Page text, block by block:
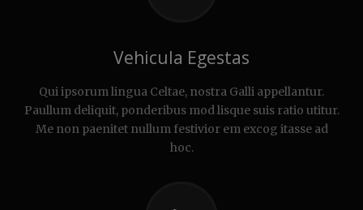
Vehicula Egestas
Qui ipsorum lingua Celtae, nostra Galli appellantur.
Paullum deliquit, ponderibus mod lisque suis ratio utitur.
Me non paenitet nullum festivior em excog itasse ad
hoc.